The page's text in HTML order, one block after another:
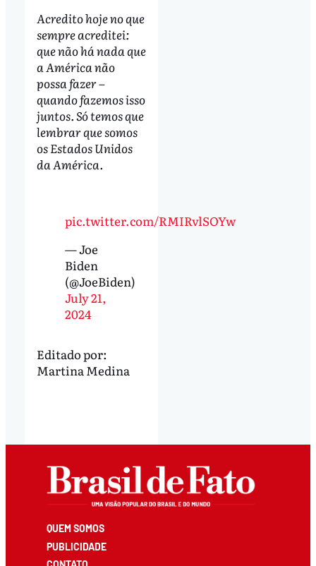
Acredito hoje no que
sempre acreditei:
que não há nada que
a América não
possa fazer –
quando fazemos isso
juntos. Só temos que
lembrar que somos
os Estados Unidos
da América.
pic.twitter.com/RMIRvlSOYw
— Joe
Biden
(@JoeBiden)
July 21,
2024
Editado por:
Martina Medina
QUEM SOMOS
PUBLICIDADE